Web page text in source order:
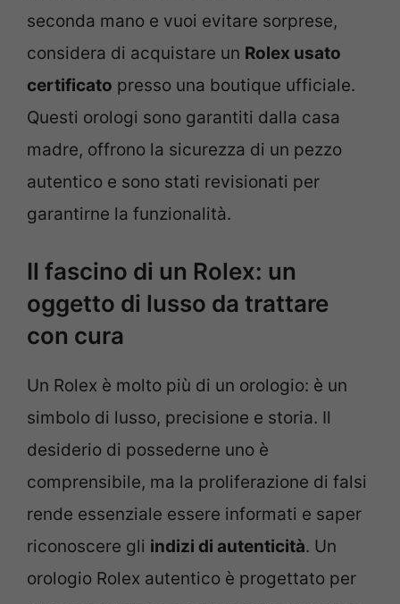
seconda mano e vuoi evitare sorprese,
considera di acquistare un Rolex usato
certificato presso una boutique ufficiale.
Questi orologi sono garantiti dalla casa
madre, offrono la sicurezza di un pezzo
autentico e sono stati revisionati per
garantirne la funzionalità.
Il fascino di un Rolex: un
oggetto di lusso da trattare
con cura
Un Rolex è molto più di un orologio: è un
simbolo di lusso, precisione e storia. Il
desiderio di possederne uno è
comprensibile, ma la proliferazione di falsi
rende essenziale essere informati e saper
riconoscere gli indizi di autenticità. Un
orologio Rolex autentico è progettato per